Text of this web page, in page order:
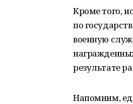
Кроме того,
по
военную
результате
Напомним,